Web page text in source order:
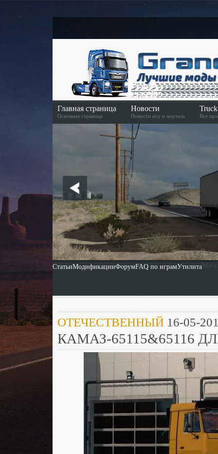
Главная страница
Основная страница
Новости
Новости игр и портала Все
American Truck Simulator Euro Truck Simulator 2
СтатьиМодификацииФорумFAQ по играмУтилита
ОТЕЧЕСТВЕННЫЙ16-05-
КАМАЗ-65115&65116